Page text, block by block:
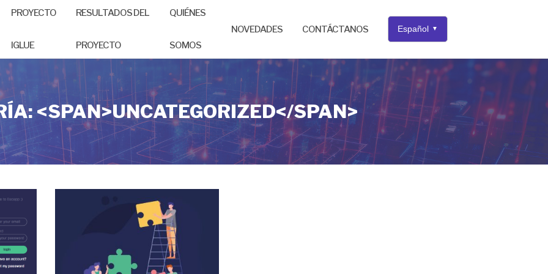
PROYECTO
IGLUE
RESULTADOS DEL
PROYECTO
QUIÉNES
SOMOS
NOVEDADES CONTÁCTANOS Español ▼
<SPAN>UNCATEGORIZED</SPAN>